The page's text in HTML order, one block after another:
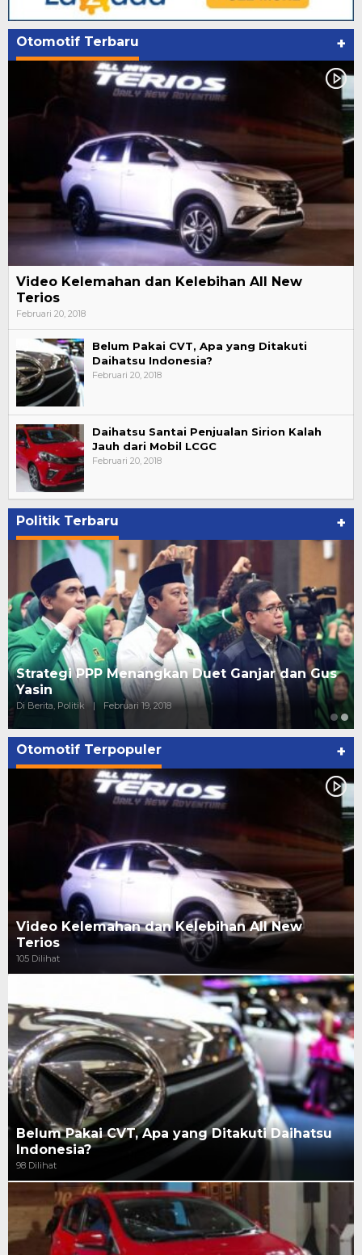
Otomotif Terbaru +
Video Kelemahan dan Kelebihan All New
Terios
Februari 20, 2018
Belum Pakai CVT, Apa yang Ditakuti
Daihatsu Indonesia?
Februari 20, 2018
Daihatsu Santai Penjualan Sirion Kalah
Jauh dari Mobil LCGC
Februari 20, 2018
Politik Terbaru +
Strategi PPP Menangkan Duet Ganjar dan Gus
Yasin
Di Berita, Politik | Februari 19, 2018
Otomotif Terpopuler +
Video Kelemahan dan Kelebihan All New
Terios
105 Dilihat
Belum Pakai CVT, Apa yang Ditakuti Daihatsu
Indonesia?
98 Dilihat